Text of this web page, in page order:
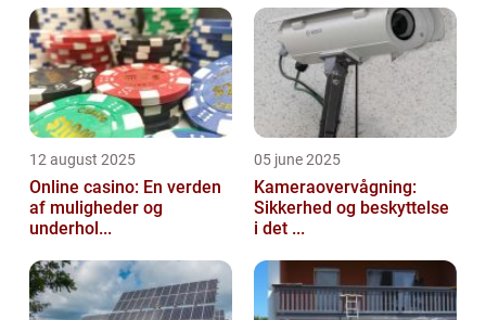
12 august 2025
Online casino: En verden
af muligheder og
underhol...
05 june 2025
Kameraovervågning:
Sikkerhed og beskyttelse
i det ...